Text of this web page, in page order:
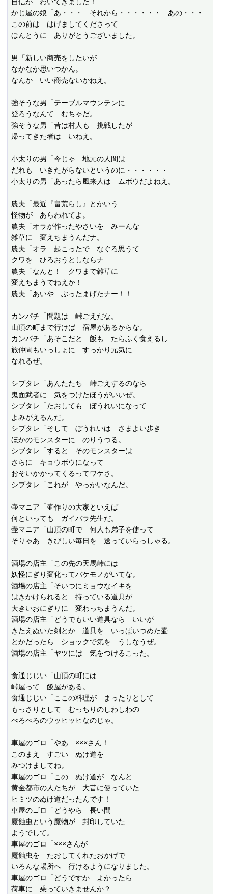
自信が　わいてきました！
かじ屋の娘「あ・・・　それから・・・・・・　あの・・・
この前は　はげましてくださって
ほんとうに　ありがとうございました。
男「新しい商売をしたいが
なかなか思いつかん。
なんか　いい商売ないかねえ。
強そうな男「テーブルマウンテンに
登ろうなんて　むちゃだ。
強そうな男「昔は村人も　挑戦したが
帰ってきた者は　いねえ。
小太りの男「今じゃ　地元の人間は
だれも　いきたがらないというのに・・・・・・
小太りの男「あったら風来人は　ムボウだよねえ。
農夫「最近『畠荒らし』とかいう
怪物が　あらわれてよ。
農夫「オラが作ったやさいを　みーんな
雑草に　変えちまうんだナ。
農夫「オラ　起こったで　なぐろ思うて
クワを　ひろおうとしならナ
農夫「なんと！　クワまで雑草に
変えちまうでねえか！
農夫「あいや　ぶったまげたナー！！
カンパチ「問題は　峠ごえだな。
山頂の町まで行けば　宿屋があるからな。
カンパチ「あそこだと　飯も　たらふく食えるし
旅仲間もいっしょに　すっかり元気に
なれるぜ。
シブタレ「あんたたち　峠ごえするのなら
鬼面武者に　気をつけたほうがいいぜ。
シブタレ「たおしても　ぼうれいになって
よみがえるんだ。
シブタレ「そして　ぼうれいは　さまよい歩き
ほかのモンスターに　のりうつる。
シブタレ「すると　そのモンスターは
さらに　キョウボウになって
おそいかかってくるってワケさ。
シブタレ「これが　やっかいなんだ。
壷マニア「壷作りの大家といえば
何といっても　ガイバラ先生だ。
壷マニア「山頂の町で　何人も弟子を使って
そりゃあ　きびしい毎日を　送っていらっしゃる。
酒場の店主「この先の天馬峠には
妖怪にぎり変化ってバケモノがいてな。
酒場の店主「そいつにミョウなイキを
はきかけられると　持っている道具が
大きいおにぎりに　変わっちまうんだ。
酒場の店主「どうでもいい道具なら　いいが
きたえぬいた剣とか　道具を　いっぱいつめた壷
とかだったら　ショックで気を　うしなうぜ。
酒場の店主「ヤツには　気をつけるこった。
食通じじい「山頂の町には
峠屋って　飯屋がある。
食通じじい「ここの料理が　まったりとして
もっさりとして　むっちりのしわしわの
べろべろのウッヒッヒなのじゃ。
車屋のゴロ「やあ　×××さん！
このまえ　すごい　ぬけ道を
みつけましてね。
車屋のゴロ「この　ぬけ道が　なんと
黄金都市の人たちが　大昔に使っていた
ヒミツのぬけ道だったんです！
車屋のゴロ「どうやら　長い間
魔蝕虫という魔物が　封印していた
ようでして。
車屋のゴロ「×××さんが
魔蝕虫を　たおしてくれたおかげで
いろんな場所へ　行けるようになりました。
車屋のゴロ「どうですか　よかったら
荷車に　乗っていきませんか？